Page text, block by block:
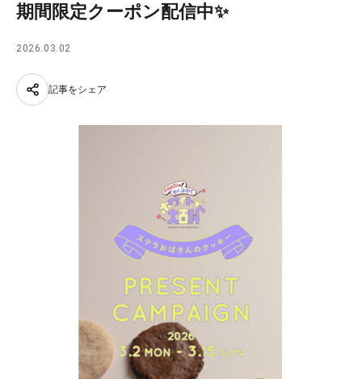
期間限定クーポン配信中✨️
2026.03.02
記事をシェア